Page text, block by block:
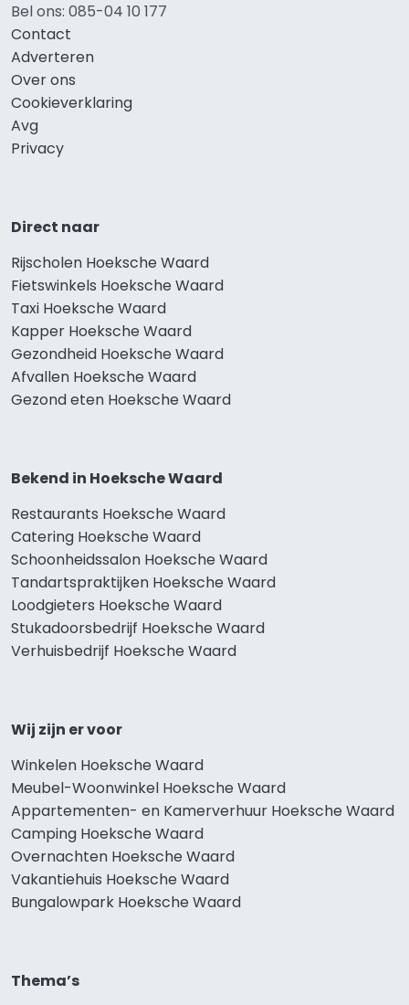
Bel ons: 085-04 10 177
Contact
Adverteren
Over ons
Cookieverklaring
Avg
Privacy
Direct naar
Rijscholen Hoeksche Waard
Fietswinkels Hoeksche Waard
Taxi Hoeksche Waard
Kapper Hoeksche Waard
Gezondheid Hoeksche Waard
Afvallen Hoeksche Waard
Gezond eten Hoeksche Waard
Bekend in Hoeksche Waard
Restaurants Hoeksche Waard
Catering Hoeksche Waard
Schoonheidssalon Hoeksche Waard
Tandartspraktijken Hoeksche Waard
Loodgieters Hoeksche Waard
Stukadoorsbedrijf Hoeksche Waard
Verhuisbedrijf Hoeksche Waard
Wij zijn er voor
Winkelen Hoeksche Waard
Meubel-Woonwinkel Hoeksche Waard
Appartementen- en Kamerverhuur Hoeksche Waard
Camping Hoeksche Waard
Overnachten Hoeksche Waard
Vakantiehuis Hoeksche Waard
Bungalowpark Hoeksche Waard
Thema’s